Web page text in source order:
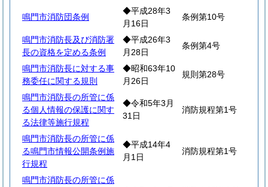
鳴門市消防団条例
◆平成28年3
月16日
条例第10号
鳴門市消防長及び消防署
長の資格を定める条例
◆平成26年3
月28日
条例第4号
鳴門市消防長に対する事
務委任に関する規則
◆昭和63年10
月26日
規則第28号
鳴門市消防長の所管に係
る個人情報の保護に関す
る法律等施行規程
◆令和5年3月
31日
消防規程第1号
鳴門市消防長の所管に係
る鳴門市情報公開条例施
行規程
◆平成14年4
月1日
消防規程第1号
鳴門市消防長の所管に係